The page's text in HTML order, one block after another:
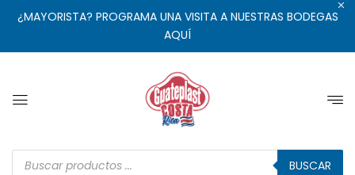
¿MAYORISTA? PROGRAMA UNA VISITA A NUESTRAS BODEGAS
AQUÍ
BUSCAR